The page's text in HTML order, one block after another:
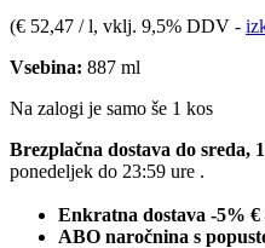
(€ 52,47 / l, vklj. 9,5% DDV -
Vsebina: 887 ml
Na zalogi je samo še 1 kos
Brezplačna dostava do sreda,
ponedeljek do 23:59 ure .
Enkratna dostava -5% €
ABO naročnina s